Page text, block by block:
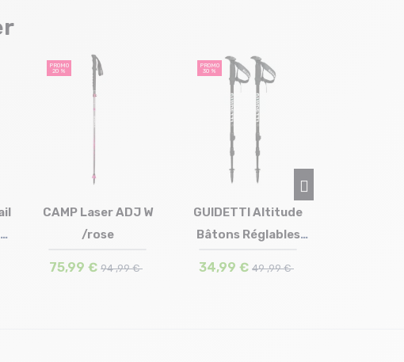
PROMO
20 %
Taille en stock
CAMP Laser ADJ W
/rose
75,99 € 94 ,99 €
PROMO
30 %
Taille en stock
GUIDETTI Altitude
Bâtons Réglables
34,99 € 49 ,99 €